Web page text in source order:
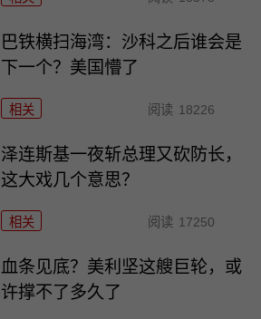
巴铁横扫海湾：沙科之后谁会是
下一个？美国懵了
相关 阅读 18226
泽连斯基一夜斩总理又砍防长，
这大戏几个意思？
相关 阅读 17250
血条见底？美利坚这艘巨轮，或
许撑不了多久了